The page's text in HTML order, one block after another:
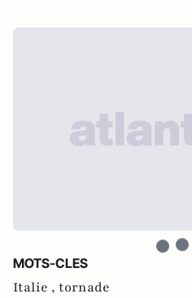
MOTS-CLES
Italie , tornade